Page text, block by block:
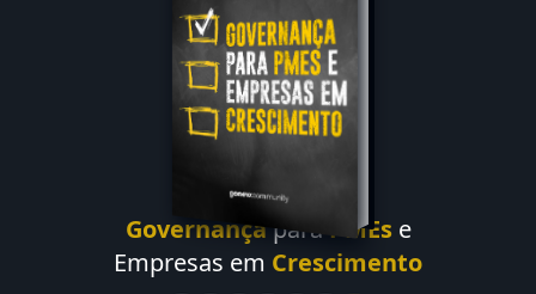
GovernançaparaPMEse
Empresas em Crescimento